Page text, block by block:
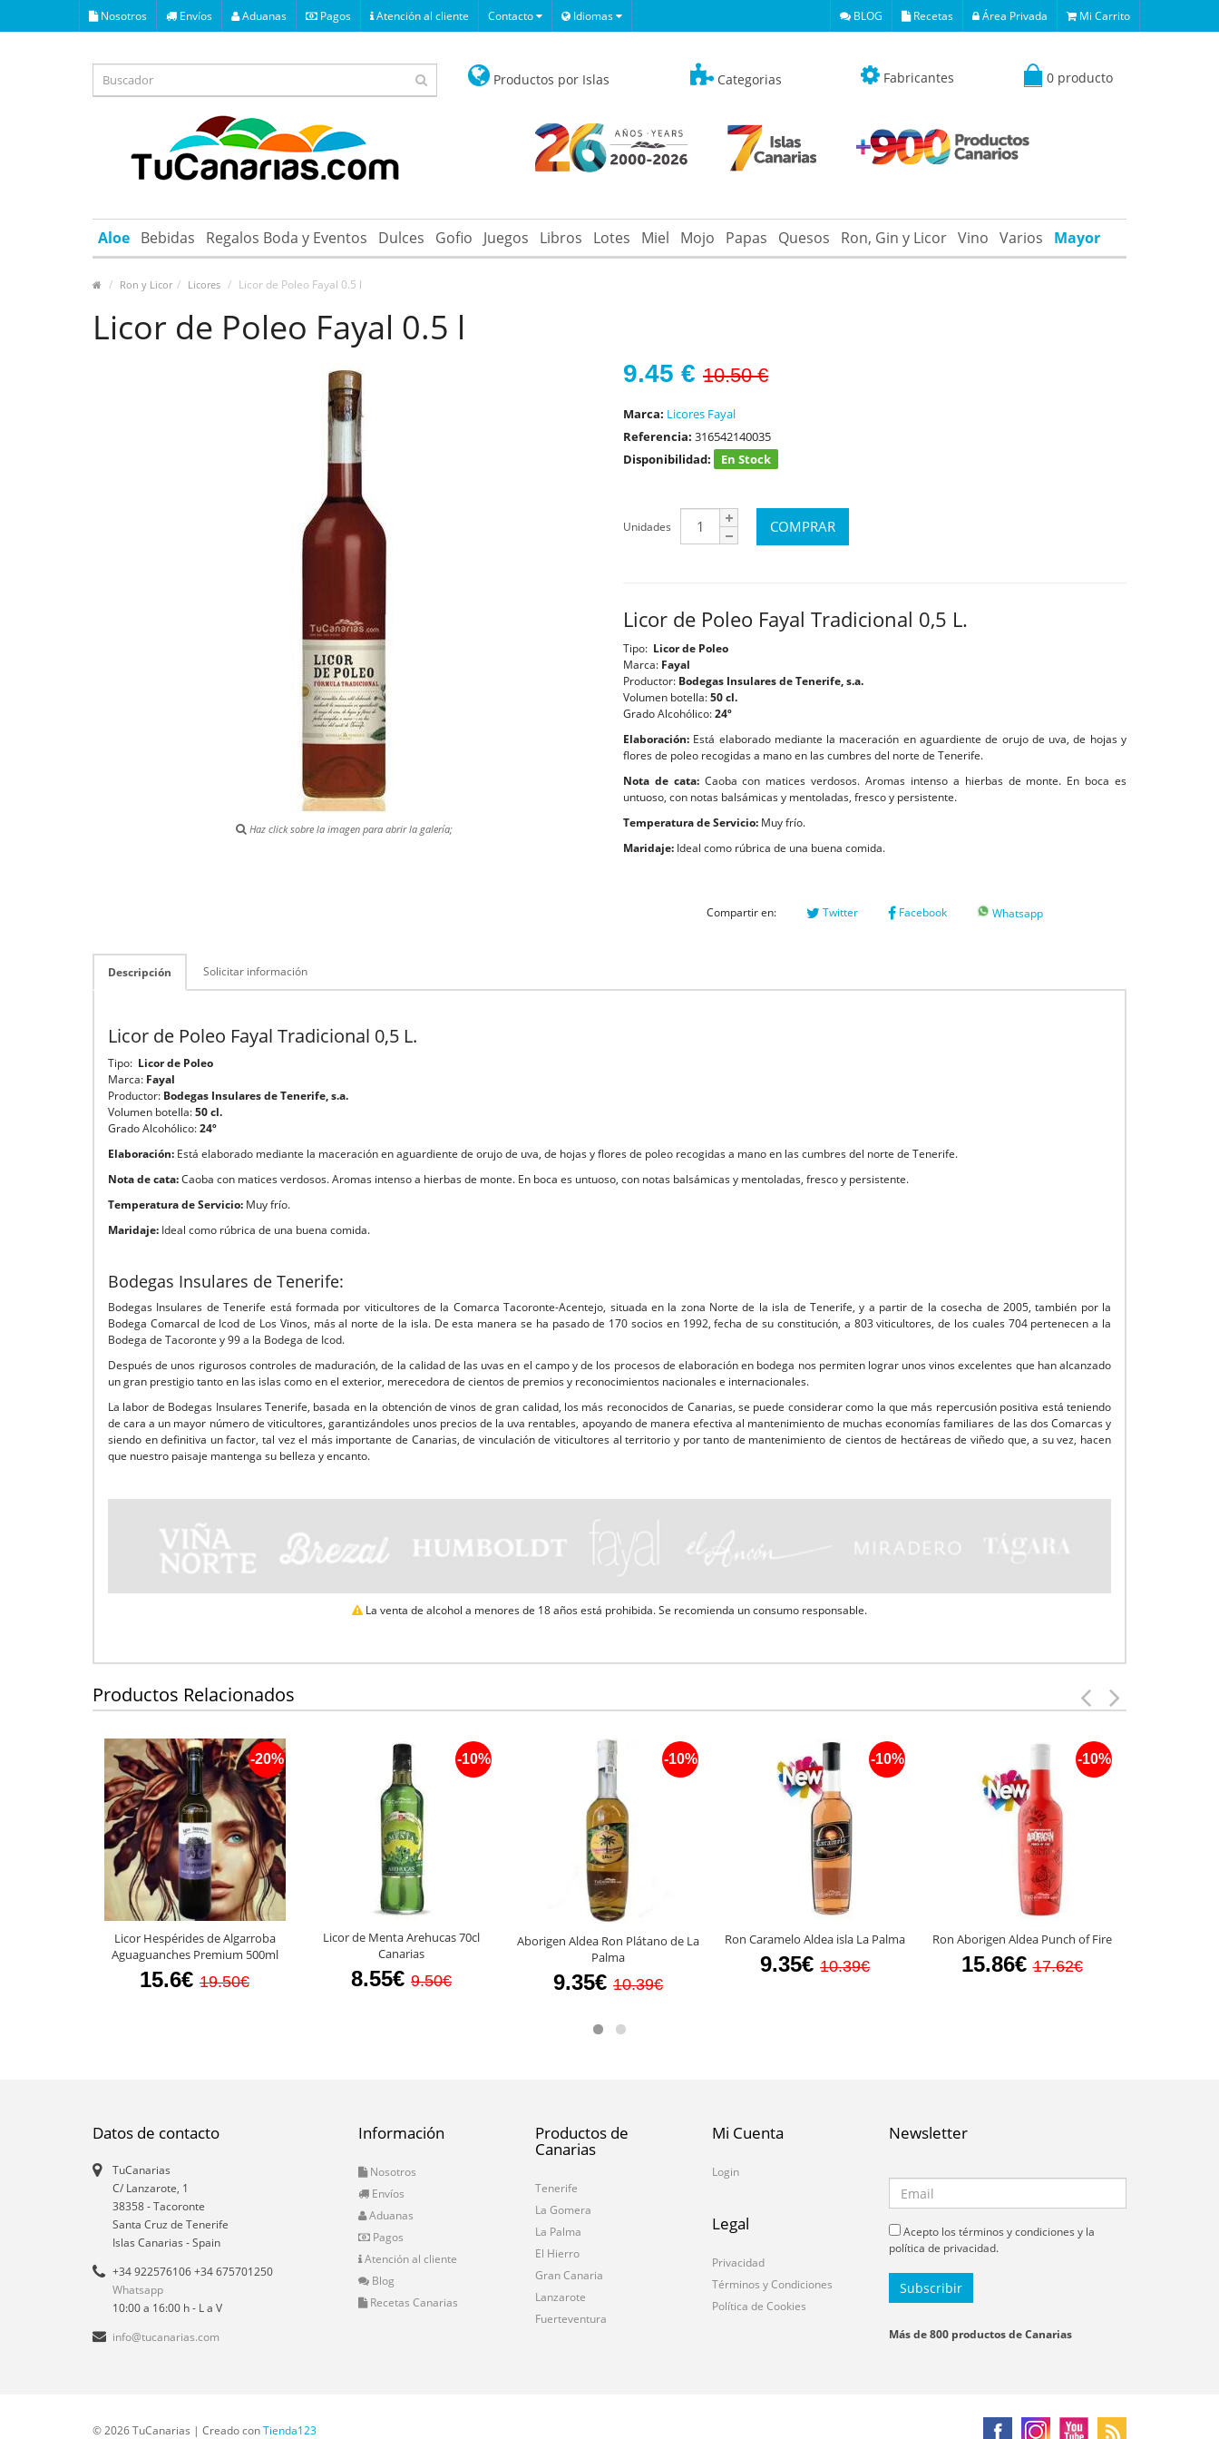
Nosotros Envíos Aduanas Pagos Atención al cliente Contacto Idiomas BLOG Recetas Área Privada Mi Carrito
Productos por Islas Categorias Fabricantes 0 producto
Aloe Bebidas Regalos Boda y Eventos Dulces Gofio Juegos Libros Lotes Miel Mojo Papas Quesos Ron, Gin y Licor Vino Varios Mayor
Ron y Licor Licores Licor de Poleo Fayal 0.5 l
Licor de Poleo Fayal 0.5 l
Haz click sobre la imagen para abrir la galería;
9.45 € 10.50 €
Marca: Licores Fayal
Referencia: 316542140035
Disponibilidad:
En Stock
Unidades
Licor de Poleo Fayal Tradicional 0,5 L.
Tipo: Licor de Poleo
Marca: Fayal
Productor: Bodegas Insulares de Tenerife, s.a.
Volumen botella:50 cl.
Grado Alcohólico:24º
Elaboración: Está elaborado mediante la maceración en aguardiente de orujo de uva, de hojas y
flores de poleo recogidas a mano en las cumbres del norte de Tenerife.
Nota de cata: Caoba con matices verdosos. Aromas intenso a hierbas de monte. En boca es
untuoso, con notas balsámicas y mentoladas, fresco y persistente.
Temperatura de Servicio: Muy frío.
Maridaje: Ideal como rúbrica de una buena comida.
Compartir en: Twitter Facebook Whatsapp
Descripción Solicitar información
Licor de Poleo Fayal Tradicional 0,5 L.
Tipo: Licor de Poleo
Marca: Fayal
Productor: Bodegas Insulares de Tenerife, s.a.
Volumen botella:50 cl.
Grado Alcohólico:24º
Elaboración: Está elaborado mediante la maceración en aguardiente de orujo de uva, de hojas y flores de poleo recogidas a mano en las cumbres del norte de Tenerife.
Nota de cata:Caoba con matices verdosos. Aromas intenso a hierbas de monte. En boca es untuoso, con notas balsámicas y mentoladas, fresco y persistente.
Temperatura de Servicio: Muy frío.
Maridaje: Ideal como rúbrica de una buena comida.
Bodegas Insulares de Tenerife:
Bodegas Insulares de Tenerife está formada por viticultores de la Comarca Tacoronte-Acentejo, situada en la zona Norte de la isla de Tenerife, y a partir de la cosecha de 2005, también por la
Bodega Comarcal de Icod de Los Vinos, más al norte de la isla. De esta manera se ha pasado de 170 socios en 1992, fecha de su constitución, a 803 viticultores, de los cuales 704 pertenecen a la
Bodega de Tacoronte y 99 a la Bodega de Icod.
Después de unos rigurosos controles de maduración, de la calidad de las uvas en el campo y de los procesos de elaboración en bodega nos permiten lograr unos vinos excelentes que han alcanzado
un gran prestigio tanto en las islas como en el exterior, merecedora de cientos de premios y reconocimientos nacionales e internacionales.
La labor de Bodegas Insulares Tenerife, basada en la obtención de vinos de gran calidad, los más reconocidos de Canarias, se puede considerar como la que más repercusión positiva está teniendo
de cara a un mayor número de viticultores, garantizándoles unos precios de la uva rentables, apoyando de manera efectiva al mantenimiento de muchas economías familiares de las dos Comarcas y
siendo en definitiva un factor, tal vez el más importante de Canarias, de vinculación de viticultores al territorio y por tanto de mantenimiento de cientos de hectáreas de viñedo que, a su vez, hacen
que nuestro paisaje mantenga su belleza y encanto.
La venta de alcohol a menores de 18 años está prohibida. Se recomienda un consumo responsable.
Productos Relacionados
Licor Hespérides de Algarroba
Aguaguanches Premium 500ml
15.6€
-20%
19.50€
Licor de Menta Arehucas 70cl
Canarias
8.55€
-10%
9.50€
Aborigen Aldea Ron Plátano de La
Palma
9.35€
-10%
10.39€
Ron Caramelo Aldea isla La Palma
9.35€
-10%
10.39€
Ron Aborigen Aldea Punch of Fire
15.86€
-10%
17.62€
Datos de contacto
TuCanarias
C/ Lanzarote, 1
38358-Tacoronte
Santa Cruz de Tenerife
Islas Canarias - Spain
+34 922576106 +34 675701250
Whatsapp
10:00 a 16:00 h - L a V
info@tucanarias.com
Información
Nosotros
Envíos
Aduanas
Pagos
Atención al cliente
Blog
Recetas Canarias
Productos de
Canarias
Tenerife
La Gomera
La Palma
El Hierro
Gran Canaria
Lanzarote
Fuerteventura
Mi Cuenta
Login
Legal
Privacidad
Términos y Condiciones
Política de Cookies
Newsletter
Acepto los términos y condiciones y la
política de privacidad.
Más de 800 productos de Canarias
© 2026 TuCanarias | Creado conTienda123